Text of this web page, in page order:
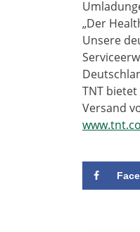
„Der
Unsere
TNT
Versand